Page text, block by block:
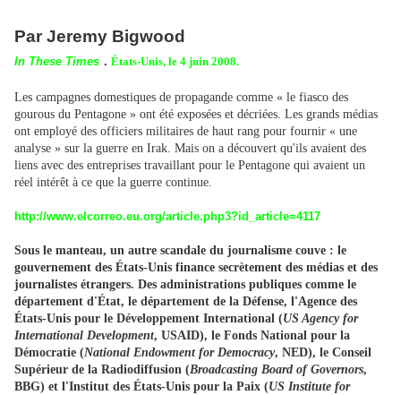
Par Jeremy Bigwood
In These Times . États-Unis, le 4 juin 2008.
Les campagnes domestiques de propagande comme « le fiasco des
gourous du Pentagone » ont été exposées et décriées. Les grands médias
ont employé des officiers militaires de haut rang pour fournir « une
analyse » sur la guerre en Irak. Mais on a découvert qu'ils avaient des
liens avec des entreprises travaillant pour le Pentagone qui avaient un
réel intérêt à ce que la guerre continue.
http://www.elcorreo.eu.org/article.php3?id_article=4117
Sous le manteau, un autre scandale du journalisme couve : le
gouvernement des États-Unis finance secrètement des médias et des
journalistes étrangers. Des administrations publiques comme le
département d'État, le département de la Défense, l'Agence des
États-Unis pour le Développement International (US Agency for
International Development, USAID), le Fonds National pour la
Démocratie (National Endowment for Democracy, NED), le Conseil
Supérieur de la Radiodiffusion (Broadcasting Board of Governors,
BBG) et l'Institut des États-Unis pour la Paix (US Institute for